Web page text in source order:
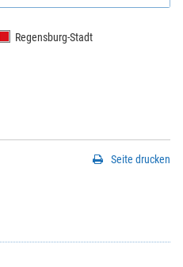
Regensburg-Stadt
Seite drucken